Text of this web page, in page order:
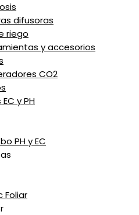
difusoras
riego
y accesorios
CO2
y PH
PH y EC
Foliar